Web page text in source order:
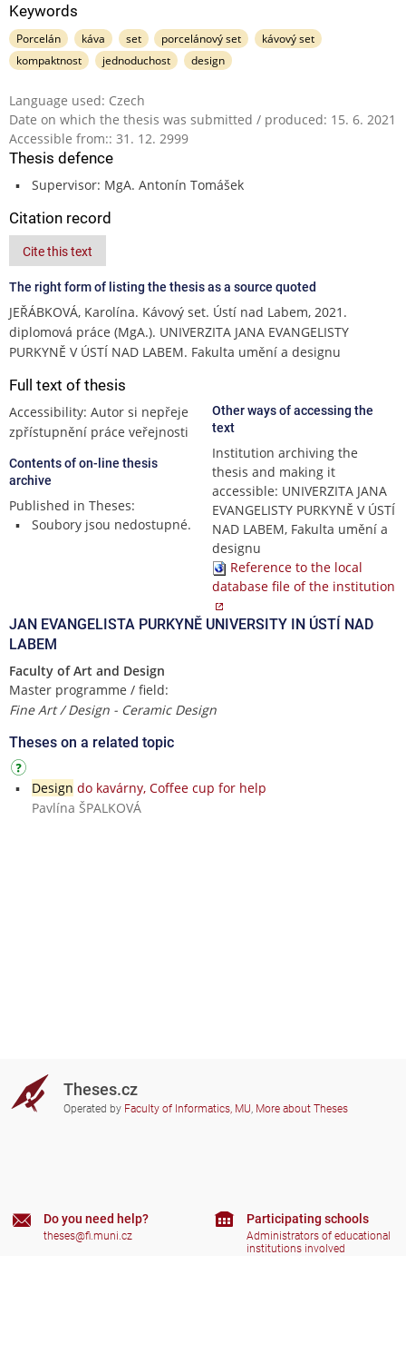
Keywords
Porcelán káva set porcelánový set
kávový set
kompaktnost
jednoduchost design
Language used: Czech
Date on which the thesis was submitted / produced: 15. 6. 2021
Accessible from:: 31. 12. 2999
Thesis defence
Supervisor: MgA. Antonín Tomášek
Citation record
Cite this text
The right form of listing the thesis as a source quoted
JEŘÁBKOVÁ, Karolína. Kávový set. Ústí nad Labem, 2021.
diplomová práce (MgA.). UNIVERZITA JANA EVANGELISTY
PURKYNĚ V ÚSTÍ NAD LABEM. Fakulta umění a designu
Full text of thesis
Accessibility: Autor si nepřeje
zpřístupnění práce veřejnosti
Contents of on-line thesis
archive
Published in Theses:
Soubory jsou nedostupné.
Other ways of accessing the
text
Institution archiving the
thesis and making it
accessible: UNIVERZITA JANA
EVANGELISTY PURKYNĚ V ÚSTÍ
NAD LABEM, Fakulta umění a
designu
Reference to the local
database file of the institution
JAN EVANGELISTA PURKYNĚ UNIVERSITY IN ÚSTÍ NAD
LABEM
Faculty of Art and Design
Master programme / field:
Fine Art / Design - Ceramic Design
Theses on a related topic
Design do kavárny, Coffee cup for help
Pavlína ŠPALKOVÁ
Theses.cz
Operated by Faculty of Informatics, MU, More about Theses
Do you need help?
theses@fi.muni.cz
Participating schools
Administrators of educational
institutions involved